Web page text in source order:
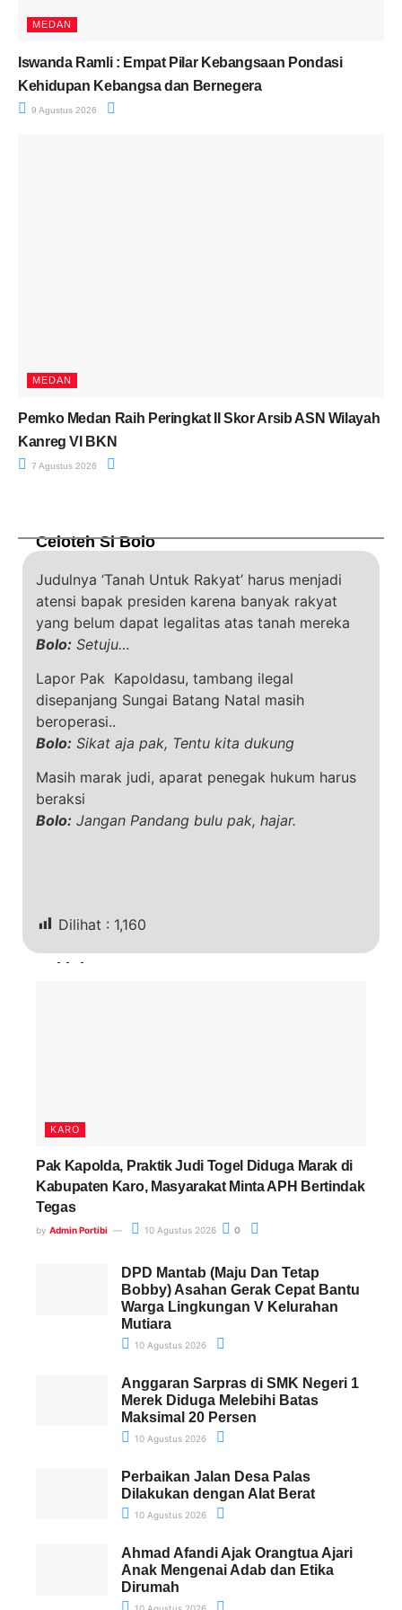
MEDAN
Iswanda Ramli : Empat Pilar Kebangsaan Pondasi
Kehidupan Kebangsa dan Bernegera
9 Agustus 2026
MEDAN
Pemko Medan Raih Peringkat II Skor Arsib ASN Wilayah
Kanreg VI BKN
7 Agustus 2026
Celoteh Si Bolo
Judulnya ‘Tanah Untuk Rakyat’ harus menjadi
atensi bapak presiden karena banyak rakyat
yang belum dapat legalitas atas tanah mereka
Bolo: Setuju…
Lapor Pak Kapoldasu, tambang ilegal
disepanjang Sungai Batang Natal masih
beroperasi..
Bolo: Sikat aja pak, Tentu kita dukung
Masih marak judi, aparat penegak hukum harus
beraksi
Bolo: Jangan Pandang bulu pak, hajar.
Dilihat : 1,160
Terkini
KARO
Pak Kapolda, Praktik Judi Togel Diduga Marak di
Kabupaten Karo, Masyarakat Minta APH Bertindak
Tegas
by Admin Portibi 10 Agustus 2026 0
DPD Mantab (Maju Dan Tetap
Bobby) Asahan Gerak Cepat Bantu
Warga Lingkungan V Kelurahan
Mutiara
10 Agustus 2026
Anggaran Sarpras di SMK Negeri 1
Merek Diduga Melebihi Batas
Maksimal 20 Persen
10 Agustus 2026
Perbaikan Jalan Desa Palas
Dilakukan dengan Alat Berat
10 Agustus 2026
Ahmad Afandi Ajak Orangtua Ajari
Anak Mengenai Adab dan Etika
Dirumah
10 Agustus 2026